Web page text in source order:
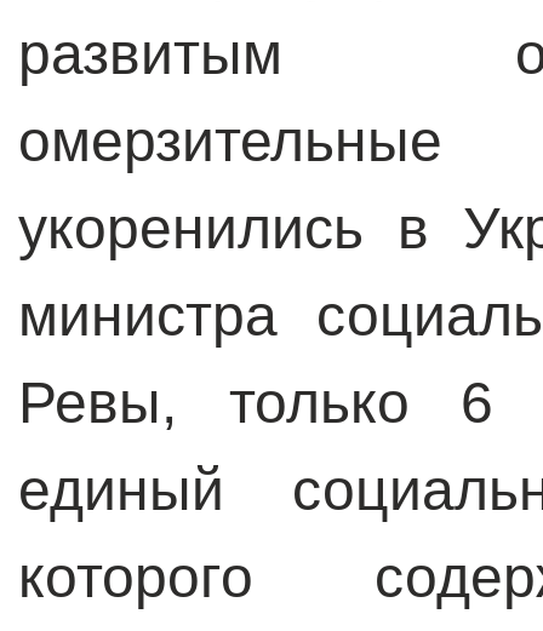
развитым
укоренились в
министра
Ревы, только 6
единый
которого